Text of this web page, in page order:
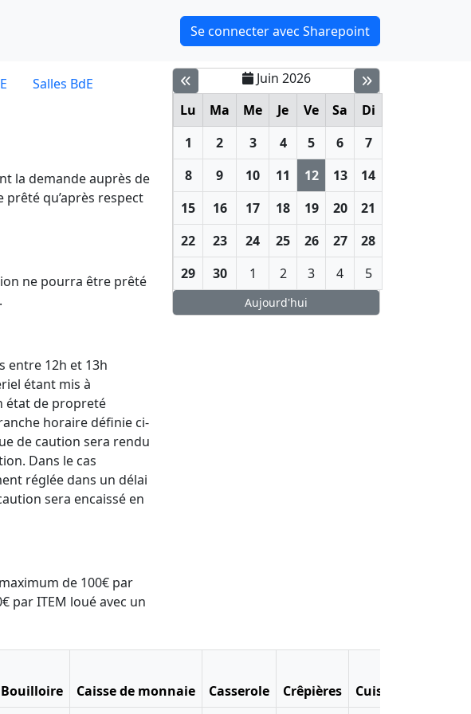
Se connecter avec Sharepoint
Salles BdE
la demande auprès de
prêté qu’après respect
ne pourra être prêté
entre 12h et 13h
étant mis à
état de propreté
horaire définie ci-
de caution sera rendu
Dans le cas
réglée dans un délai
sera encaissé en
de 100€ par
par ITEM loué avec un
Juin 2026
Lu
Ma Me Je Ve Sa
Di
1
2 3 4 5 6
7
8
9 10 11 12 13
14
15
16 17 18 19 20
21
22
23 24 25 26 27
28
29
30 1 2 3 4 5
Aujourd'hui
Bouilloire Caisse de monnaie Casserole Crêpières Cuiseur à riz